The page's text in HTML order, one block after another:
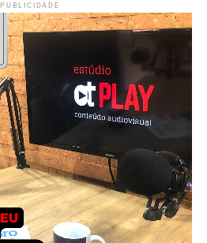
PUBLICIDADE